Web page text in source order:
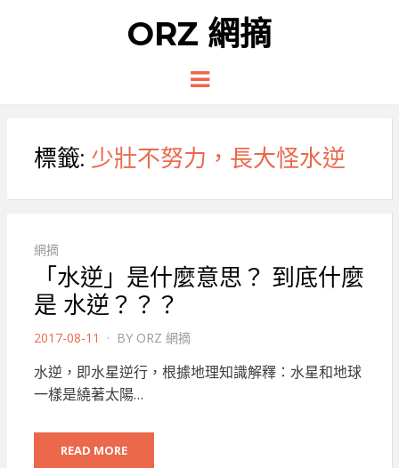
ORZ 網摘
Menu
標籤: 少壯不努力，長大怪水逆
網摘
「水逆」是什麼意思？ 到底什麼
是 水逆？？？
POSTED
2017-08-11 BY ORZ 網摘
水逆，即水星逆行，根據地理知識解釋：水星和地球
一樣是繞著太陽…
READ MORE